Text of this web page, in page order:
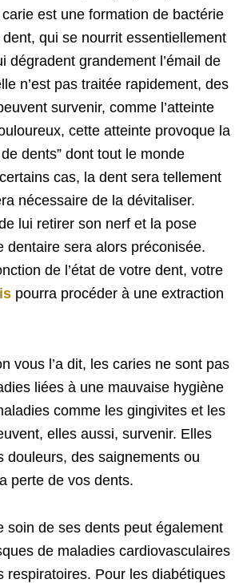
est une formation de bactérie
dent, qui se nourrit essentiellement
dégradent grandement l’émail de
n’est pas traitée rapidement, des
survenir, comme l’atteinte
cette atteinte provoque la
dents” dont tout le monde
cas, la dent sera tellement
nécessaire de la dévitaliser.
lui retirer son nerf et la pose
dentaire sera alors préconisée.
de l’état de votre dent, votre
pourra procéder à une extraction
vous l’a dit, les caries ne sont pas
liées à une mauvaise hygiène
comme les gingivites et les
elles aussi, survenir. Elles
douleurs, des saignements ou
perte de vos dents.
soin de ses dents peut également
de maladies cardiovasculaires
respiratoires. Pour les diabétiques